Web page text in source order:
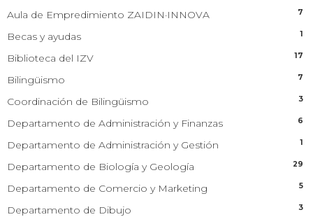
Aula de Empredimiento ZAIDIN·INNOVA 7
Becas y ayudas 1
Biblioteca del IZV 17
Bilingüismo 7
Coordinación de Bilingüismo 3
Departamento de Administración y Finanzas 6
Departamento de Administración y Gestión 1
Departamento de Biología y Geología 29
Departamento de Comercio y Marketing 5
Departamento de Dibujo 3